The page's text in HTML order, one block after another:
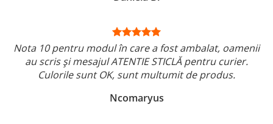
Nota 10 pentru modul în care a fost ambalat, oamenii
au scris și mesajul ATENTIE STICLĂ pentru curier.
Culorile sunt OK, sunt multumit de produs.
Ncomaryus